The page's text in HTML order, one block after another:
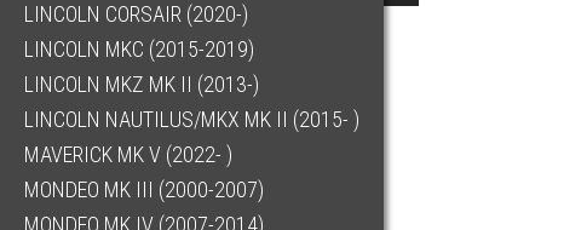
LINCOLN CORSAIR (2020-)
LINCOLN MKC (2015-2019)
LINCOLN MKZ MK II (2013-)
LINCOLN NAUTILUS/MKX MK II (2015- )
MAVERICK MK V (2022- )
MONDEO MK III (2000-2007)
MONDEO MK IV (2007-2014)